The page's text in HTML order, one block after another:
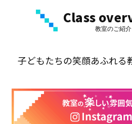
Class
教室のご紹介
子どもたちの笑顔あふれる